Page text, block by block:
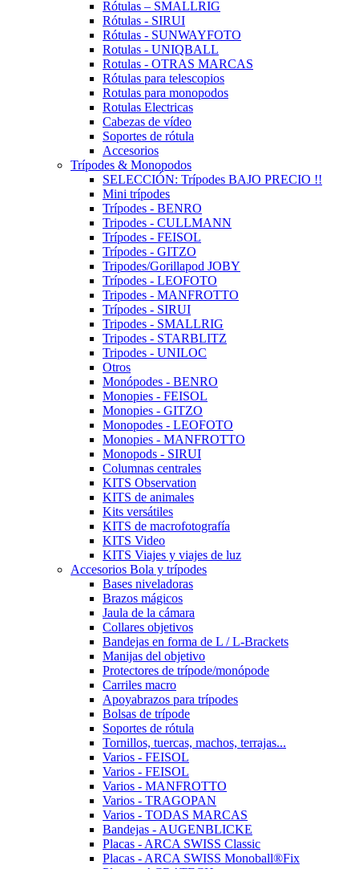
Rótulas – SMALLRIG
Rótulas - SIRUI
Rótulas - SUNWAYFOTO
Rotulas - UNIQBALL
Rotulas - OTRAS MARCAS
Rótulas para telescopios
Rotulas para monopodos
Rotulas Electricas
Cabezas de vídeo
Soportes de rótula
Accesorios
Trípodes & Monopodos
SELECCIÓN: Trípodes BAJO PRECIO !!
Mini trípodes
Trípodes - BENRO
Tripodes - CULLMANN
Trípodes - FEISOL
Trípodes - GITZO
Tripodes/Gorillapod JOBY
Trípodes - LEOFOTO
Tripodes - MANFROTTO
Trípodes - SIRUI
Tripodes - SMALLRIG
Tripodes - STARBLITZ
Tripodes - UNILOC
Otros
Monópodes - BENRO
Monopies - FEISOL
Monopies - GITZO
Monopodes - LEOFOTO
Monopies - MANFROTTO
Monopods - SIRUI
Columnas centrales
KITS Observation
KITS de animales
Kits versátiles
KITS de macrofotografía
KITS Video
KITS Viajes y viajes de luz
Accesorios Bola y trípodes
Bases niveladoras
Brazos mágicos
Jaula de la cámara
Collares objetivos
Bandejas en forma de L / L-Brackets
Manijas del objetivo
Protectores de trípode/monópode
Carriles macro
Apoyabrazos para trípodes
Bolsas de trípode
Soportes de rótula
Tornillos, tuercas, machos, terrajas...
Varios - FEISOL
Varios - FEISOL
Varios - MANFROTTO
Varios - TRAGOPAN
Varios - TODAS MARCAS
Bandejas - AUGENBLICKE
Placas - ARCA SWISS Classic
Placas - ARCA SWISS Monoball®Fix